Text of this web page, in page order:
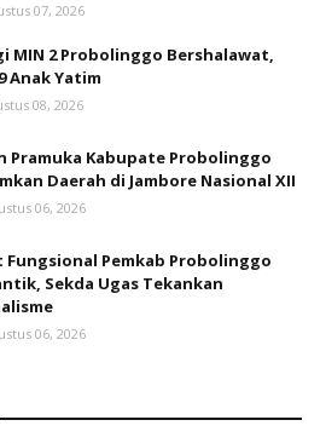
07, 2026
MIN 2 Probolinggo Bershalawat,
Anak Yatim
08, 2026
Pramuka Kabupate Probolinggo
Daerah di Jambore Nasional XII
06, 2026
Fungsional Pemkab Probolinggo
Sekda Ugas Tekankan
06, 2026